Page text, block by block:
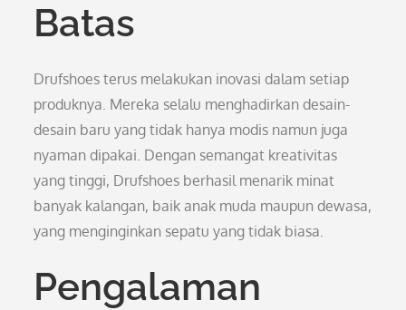
Batas
Drufshoes terus melakukan inovasi dalam setiap
produknya. Mereka selalu menghadirkan desain-
desain baru yang tidak hanya modis namun juga
nyaman dipakai. Dengan semangat kreativitas
yang tinggi, Drufshoes berhasil menarik minat
banyak kalangan, baik anak muda maupun dewasa,
yang menginginkan sepatu yang tidak biasa.
Pengalaman